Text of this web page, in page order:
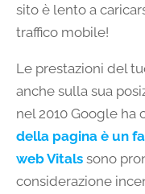
sito è lento a
traffico mobile!
Le prestazioni del
anche sulla sua
nel 2010 Google ha
della pagina è un
web Vitals sono
considerazione